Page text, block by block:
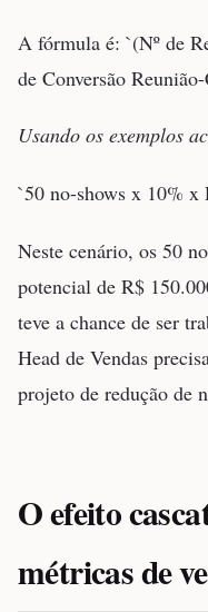
A fórmula é: `(Nº de
de Conversão
Usando os exemplos
`50 no-shows x 10% x
Neste cenário, os 50
potencial de R$
teve a chance de ser
Head de Vendas
projeto de redução de
O efeito
métricas de